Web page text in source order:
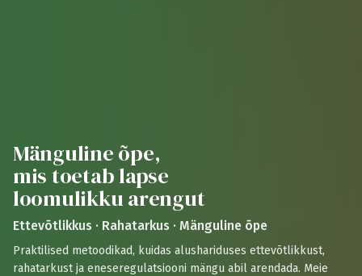
Mänguline õpe,
mis toetab lapse
loomulikku arengut
Ettevõtlikkus · Rahatarkus · Mänguline õpe
Praktilised metoodikad, kuidas alushariduses ettevõtlikkust,
rahatarkust ja eneseregulatsiooni mängu abil arendada. Meie